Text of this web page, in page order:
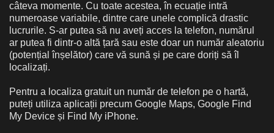
câteva momente. Cu toate acestea, în ecuație intră
numeroase variabile, dintre care unele complică drastic
lucrurile. S-ar putea să nu aveți acces la telefon, numărul
ar putea fi dintr-o altă țară sau este doar un număr aleatoriu
(potențial înșelător) care vă sună și pe care doriți să îl
localizați.
Pentru a localiza gratuit un număr de telefon pe o hartă,
puteți utiliza aplicații precum Google Maps, Google Find
My Device și Find My iPhone.